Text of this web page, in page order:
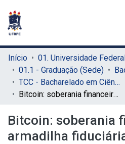
Início
01.1 - Graduação (Sede)
TCC - Bacharelado em Ciências Econômicas (Sede)
Bitcoin: soberania financeira ou armadilha fiduciária?
Bitcoin: soberania
armadilha